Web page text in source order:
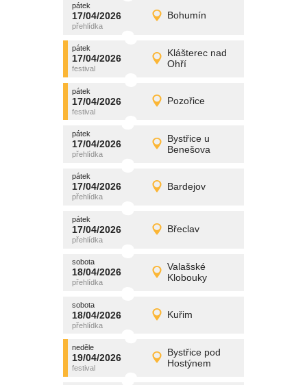
pátek
17/04/2026 Bohumín
pátek
17/04/2026 Detail
promítání
pátek
17/04/2026
Klášterec nad
Ohří
pátek
17/04/2026 Detail
promítání
pátek
17/04/2026 Pozořice
pátek
17/04/2026 Detail
promítání
pátek
17/04/2026
Bystřice u
Benešova
pátek
17/04/2026 Detail
promítání
pátek
17/04/2026 Bardejov
pátek
17/04/2026 Detail
promítání
pátek
17/04/2026 Břeclav
pátek
17/04/2026 Detail
promítání
sobota
18/04/2026
Valašské
Klobouky
sobota
18/04/2026 Detail
promítání
sobota
18/04/2026 Kuřim
sobota
18/04/2026 Detail
promítání
neděle
19/04/2026
Bystřice pod
Hostýnem
neděle
19/04/2026 Detail
promítání